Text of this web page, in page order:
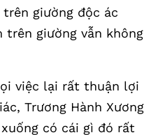
giường độc ác
trên giường vẫn không
việc lại rất thuận lợi
Trương Hành Xương
có cái gì đó rất